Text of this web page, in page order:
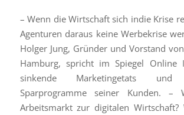
– Wenn die Wirtschaft sich indie Krise
Agenturen daraus keine Werbekrise
Holger Jung, Gründer und Vorstand
Hamburg, spricht im Spiegel Online
sinkende Marketingetats und
Sparprogramme seiner Kunden. –
Arbeitsmarkt zur digitalen Wirtschaft?